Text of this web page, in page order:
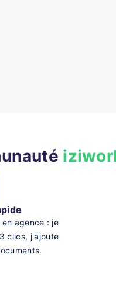
agence : je
clics, j'ajoute